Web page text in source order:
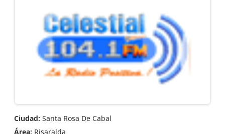
Ciudad: Santa Rosa De Cabal
Área: Risaralda